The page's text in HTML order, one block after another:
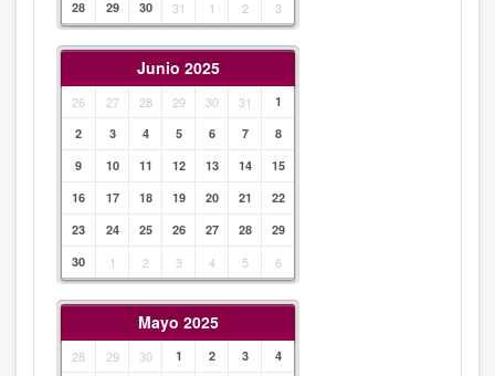
28
29 30 31 1 2 3
Junio 2025
26 27 28 29 30 31
1
2
3 4 5 6 7
8
9
10 11 12 13 14
15
16
17 18 19 20 21
22
23
24 25 26 27 28
29
30
1 2 3 4 5 6
Mayo 2025
28 29 30 1 2 3 4